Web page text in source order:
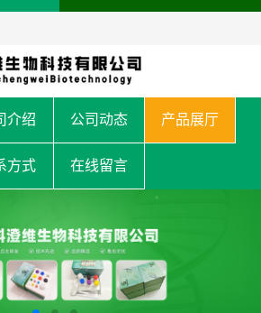
介绍 公司动态 产品展厅
方式 在线留言